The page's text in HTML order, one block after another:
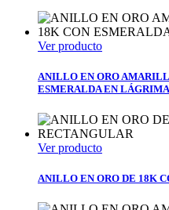
Ver producto
ANILLO EN ORO
ESMERALDA EN LÁGRIMA
Ver producto
ANILLO EN ORO DE 18K